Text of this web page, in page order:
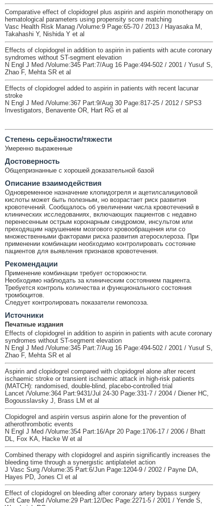
Comparative effect of clopidogrel plus aspirin and aspirin monotherapy on
hematological parameters using propensity score matching
Vasc Health Risk Manag /Volume:9 Page:65-70 / 2013 / Hayasaka M,
Takahashi Y, Nishida Y et al
Effects of clopidogrel in addition to aspirin in patients with acute coronary
syndromes without ST-segment elevation
N Engl J Med /Volume:345 Part:7/Aug 16 Page:494-502 / 2001 / Yusuf S,
Zhao F, Mehta SR et al
Effects of clopidogrel added to aspirin in patients with recent lacunar
stroke
N Engl J Med /Volume:367 Part:9/Aug 30 Page:817-25 / 2012 / SPS3
Investigators, Benavente OR, Hart RG et al
Cтепень серьёзности/тяжести
Умеренно выраженные
Достоверность
Общепризнанные с хорошей доказательной базой
Описание взаимодействия
Одновременное назначение клопидогреля и ацетилсалициловой
кислоты может быть полезным, но возрастает риск развития
кровотечений. Сообщалось об увеличении числа кровотечений в
клинических исследованиях, включающих пациентов с недавно
перенесенным острым коронарным синдромом, инсультом или
преходящим нарушением мозгового кровообращения или со
множественными факторами риска развития атеросклероза. При
применении комбинации необходимо контролировать состояние
пациентов для выявления признаков кровотечения.
Рекомендации
Применение комбинации требует осторожности.
Необходимо наблюдать за клиническим состоянием пациента.
Требуется контроль количества и функционального состояния
тромбоцитов.
Следует контролировать показатели гемопоэза.
Источники
Печатные издания
Effects of clopidogrel in addition to aspirin in patients with acute coronary
syndromes without ST-segment elevation
N Engl J Med /Volume:345 Part:7/Aug 16 Page:494-502 / 2001 / Yusuf S,
Zhao F, Mehta SR et al
Aspirin and clopidogrel compared with clopidogrel alone after recent
ischaemic stroke or transient ischaemic attack in high-risk patients
(MATCH): randomised, double-blind, placebo-controlled trial
Lancet /Volume:364 Part:9431/Jul 24-30 Page:331-7 / 2004 / Diener HC,
Bogousslavsky J, Brass LM et al
Clopidogrel and aspirin versus aspirin alone for the prevention of
atherothrombotic events
N Engl J Med /Volume:354 Part:16/Apr 20 Page:1706-17 / 2006 / Bhatt
DL, Fox KA, Hacke W et al
Combined therapy with clopidogrel and aspirin significantly increases the
bleeding time through a synergistic antiplatelet action
J Vasc Surg /Volume:35 Part:6/Jun Page:1204-9 / 2002 / Payne DA,
Hayes PD, Jones CI et al
Effect of clopidogrel on bleeding after coronary artery bypass surgery
Crit Care Med /Volume:29 Part:12/Dec Page:2271-5 / 2001 / Yende S,